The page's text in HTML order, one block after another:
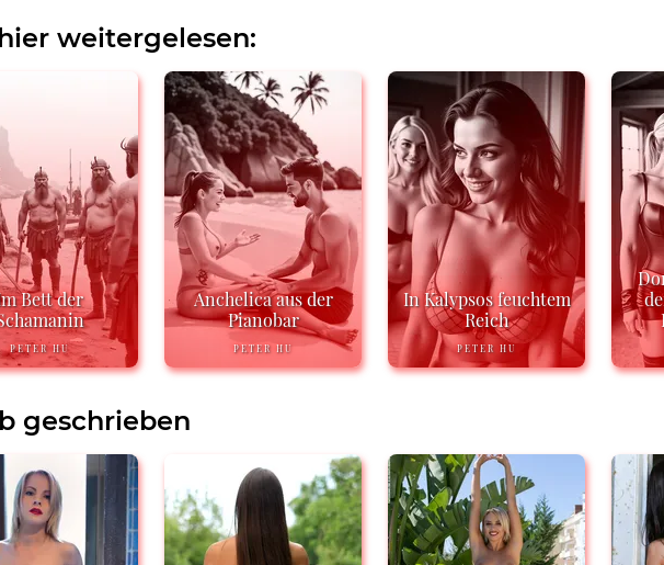
weitergelesen:
Bett der
PETER HU
Anchelica aus der
Pianobar
PETER HU
In Kalypsos feuchtem
Reich
PETER HU
geschrieben